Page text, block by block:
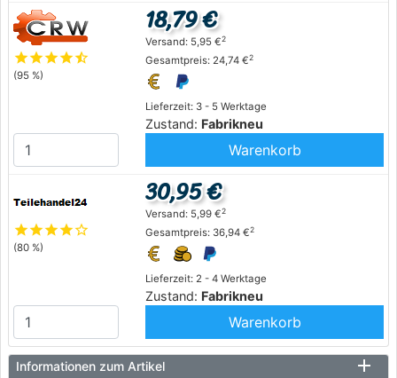
starstarstarstarstar_half
(95 %)
Lieferzeit: 3 - 5 Werktage
Zustand: Fabrikneu
18,79 €
Versand: 5,95 €2
Gesamtpreis: 24,74 €2
Warenkorb
starstarstarstarstar_outline
(80 %)
Lieferzeit: 2 - 4 Werktage
Zustand: Fabrikneu
30,95 €
Versand: 5,99 €2
Gesamtpreis: 36,94 €2
Warenkorb
Informationen zum Artikel